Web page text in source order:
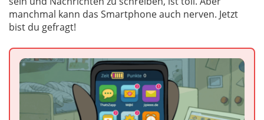
manchmal kann das Smartphone auch nerven. Jetzt
bist du gefragt!